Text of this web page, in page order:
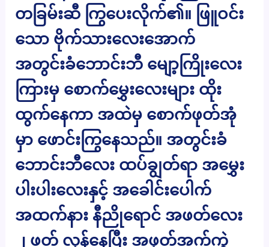
တခြမ်းဆီ ကြွပေးလိုက်၏။ ဖြူဝင်း
သော ဗိုက်သားလေးအောက်
အတွင်းခံဘောင်းဘီ မျော့ကြိုးလေး
ကြားမှ စောက်မွှေးလေးများ ထိုး
ထွက်နေကာ အထဲမှ စောက်ဖုတ်အုံ
မှာ ဖောင်းကြွနေသည်။ အတွင်းခံ
ဘောင်းဘီလေး ထပ်ချွတ်ရာ အမွှေး
ပါးပါးလေးနှင့် အခေါင်းပေါက်
အထက်နား နီညိုရောင် အဖတ်လေး
၂ ဖတ် လှန်နေပြီး အဖုတ်အက်ကွဲ